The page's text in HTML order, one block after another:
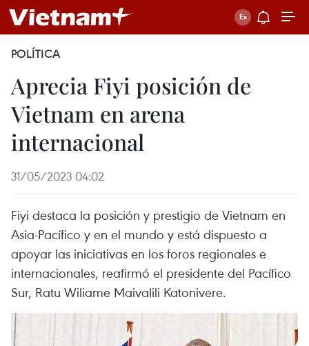
POLÍTICA
Aprecia Fiyi posición de
Vietnam en arena
internacional
31/05/2023 04:02
Fiyi destaca la posición y prestigio de Vietnam en
Asia-Pacífico y en el mundo y está dispuesto a
apoyar las iniciativas en los foros regionales e
internacionales, reafirmó el presidente del Pacífico
Sur, Ratu Wiliame Maivalili Katonivere.